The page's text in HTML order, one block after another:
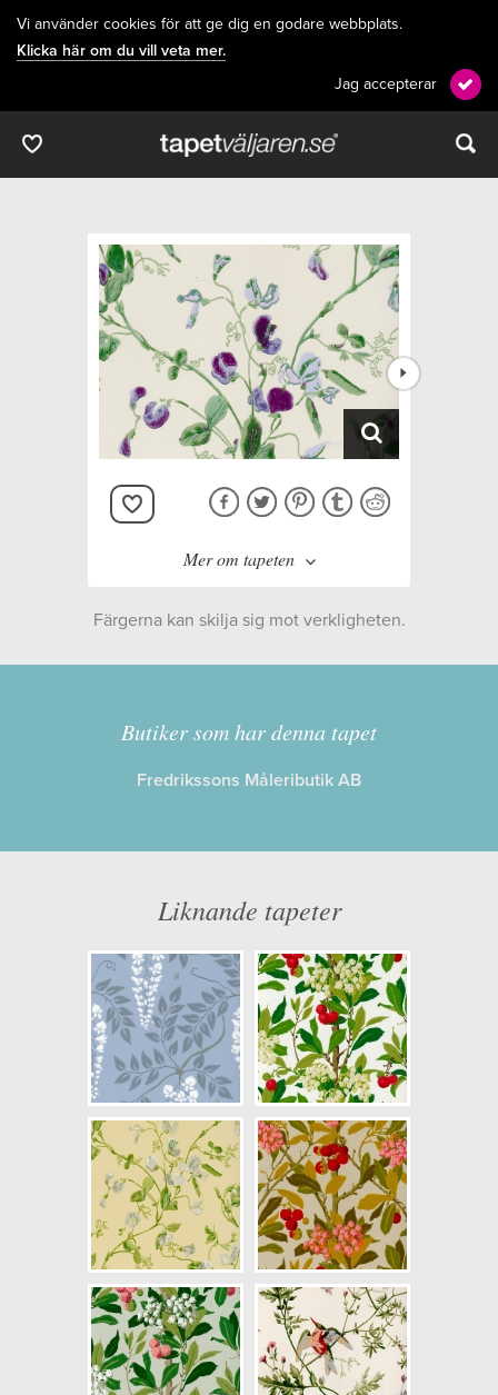
Vi använder cookies för att ge dig en godare webbplats.
Klicka här om du vill veta mer.
Jag accepterar
Mer om tapeten
Kollektion:
Archive Anthology
Information
Längd x Bredd: 10,00 x 0,52
Artikelnummer: 100/6030
NCS Bottenkulör: S0804-Y30R
Färg: Grön, Vitaktig, Lila
Mönster: Blommig, Växter
Struktur: Slät, Limtryck
Cirkapris: 2395,00 kr
(Kontakta din färghandlare för
exakt pris.)
Färgerna kan skilja sig mot verkligheten.
Butiker som har denna tapet
Fredrikssons Måleributik AB
Liknande tapeter